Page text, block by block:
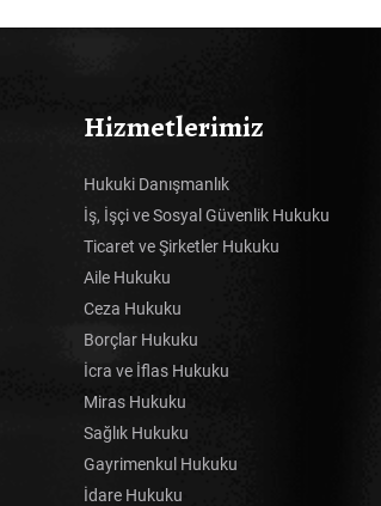
Hizmetlerimiz
Hukuki Danışmanlık
İş, İşçi ve Sosyal Güvenlik Hukuku
Ticaret ve Şirketler Hukuku
Aile Hukuku
Ceza Hukuku
Borçlar Hukuku
İcra ve İflas Hukuku
Miras Hukuku
Sağlık Hukuku
Gayrimenkul Hukuku
İdare Hukuku